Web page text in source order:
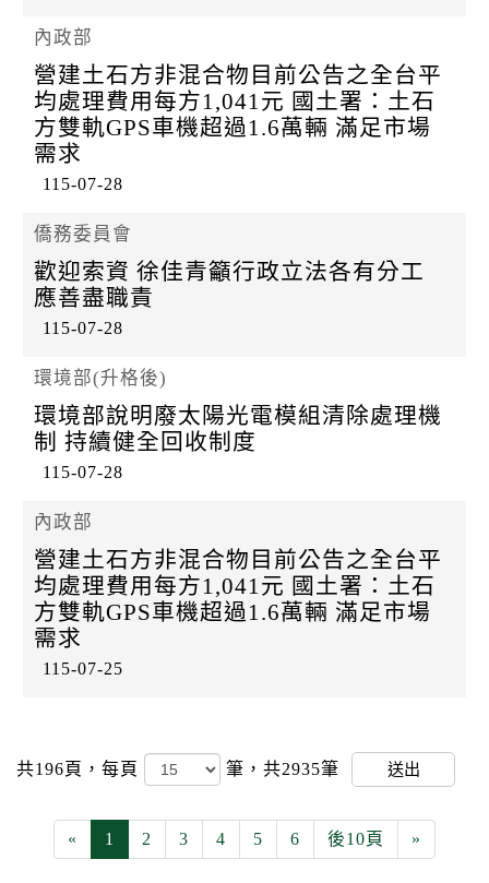
內政部
營建土石方非混合物目前公告之全台平
均處理費用每方1,041元 國土署：土石
方雙軌GPS車機超過1.6萬輛 滿足市場
需求
115-07-28
僑務委員會
歡迎索資 徐佳青籲行政立法各有分工
應善盡職責
115-07-28
環境部(升格後)
環境部說明廢太陽光電模組清除處理機
制 持續健全回收制度
115-07-28
內政部
營建土石方非混合物目前公告之全台平
均處理費用每方1,041元 國土署：土石
方雙軌GPS車機超過1.6萬輛 滿足市場
需求
115-07-25
共196頁， 每頁 筆，共2935筆 送出
« 1 2 3 4 5 6 後10頁 »